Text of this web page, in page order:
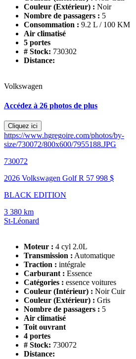
Couleur (Extérieur) : Noir
Nombre de passagers : 5
Consommation : 9.2 L / 100 KM
Air climatisé
5 portes
# Stock: 730302
Distance:
Volkswagen
Accédez à 26 photos de plus
Cliquez ici
https://www.hgregoire.com/photos/by-
size/730072/800x600/7955188.JPG
730072
2026 Volkswagen Golf R 57 998 $
BLACK EDITION
3 380 km
St-Léonard
Moteur : 4 cyl 2.0L
Transmission : Automatique
Traction : intégrale
Carburant : Essence
Catégories : essence voitures
Couleur (Intérieur) : Noir Cuir
Couleur (Extérieur) : Gris
Nombre de passagers : 5
Air climatisé
Toit ouvrant
4 portes
# Stock: 730072
Distance: